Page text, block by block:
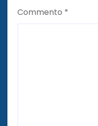
Commento *